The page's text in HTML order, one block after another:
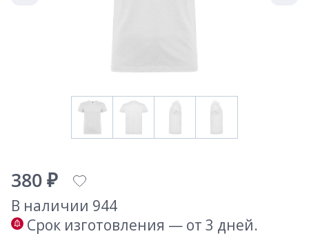
380 ₽
В наличии 944
Срок изготовления — от 3 дней.